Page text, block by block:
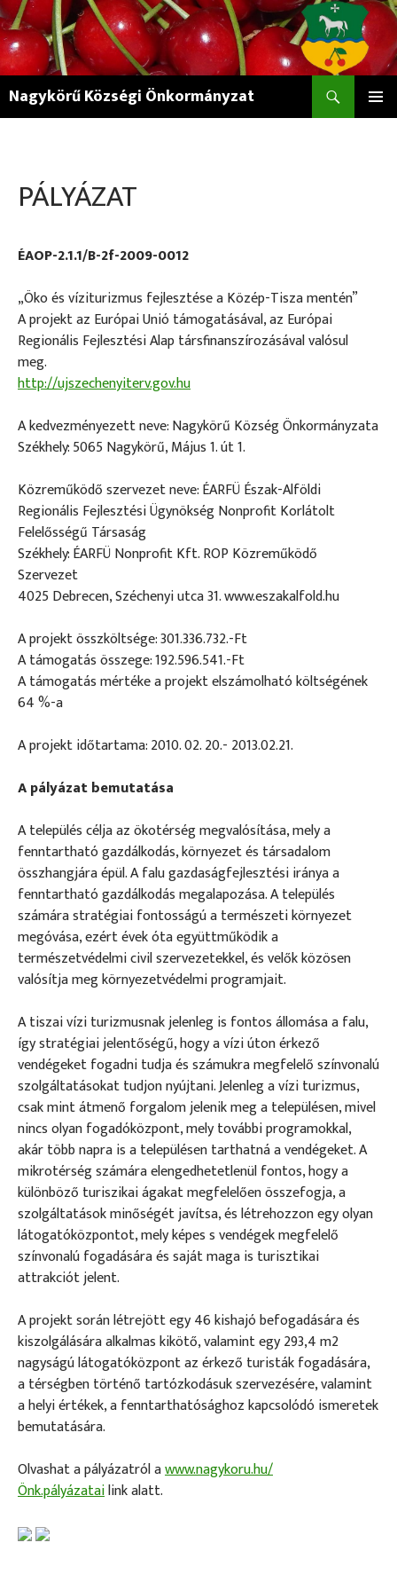
Nagykörű Községi Önkormányzat
PÁLYÁZAT
ÉAOP-2.1.1/B-2f-2009-0012
„Öko és víziturizmus fejlesztése a Közép-Tisza mentén”
A projekt az Európai Unió támogatásával, az Európai
Regionális Fejlesztési Alap társfinanszírozásával valósul
meg.
http://ujszechenyiterv.gov.hu
A kedvezményezett neve: Nagykörű Község Önkormányzata
Székhely: 5065 Nagykörű, Május 1. út 1.
Közreműködő szervezet neve: ÉARFÜ Észak-Alföldi
Regionális Fejlesztési Ügynökség Nonprofit Korlátolt
Felelősségű Társaság
Székhely: ÉARFÜ Nonprofit Kft. ROP Közreműködő
Szervezet
4025 Debrecen, Széchenyi utca 31. www.eszakalfold.hu
A projekt összköltsége: 301.336.732.-Ft
A támogatás összege: 192.596.541.-Ft
A támogatás mértéke a projekt elszámolható költségének
64 %-a
A projekt időtartama: 2010. 02. 20.- 2013.02.21.
A pályázat bemutatása
A település célja az ökotérség megvalósítása, mely a
fenntartható gazdálkodás, környezet és társadalom
összhangjára épül. A falu gazdaságfejlesztési iránya a
fenntartható gazdálkodás megalapozása. A település
számára stratégiai fontosságú a természeti környezet
megóvása, ezért évek óta együttműködik a
természetvédelmi civil szervezetekkel, és velők közösen
valósítja meg környezetvédelmi programjait.
A tiszai vízi turizmusnak jelenleg is fontos állomása a falu,
így stratégiai jelentőségű, hogy a vízi úton érkező
vendégeket fogadni tudja és számukra megfelelő színvonalú
szolgáltatásokat tudjon nyújtani. Jelenleg a vízi turizmus,
csak mint átmenő forgalom jelenik meg a településen, mivel
nincs olyan fogadóközpont, mely további programokkal,
akár több napra is a településen tarthatná a vendégeket. A
mikrotérség számára elengedhetetlenül fontos, hogy a
különböző turiszikai ágakat megfelelően összefogja, a
szolgáltatások minőségét javítsa, és létrehozzon egy olyan
látogatóközpontot, mely képes s vendégek megfelelő
színvonalú fogadására és saját maga is turisztikai
attrakciót jelent.
A projekt során létrejött egy 46 kishajó befogadására és
kiszolgálására alkalmas kikötő, valamint egy 293,4 m2
nagyságú látogatóközpont az érkező turisták fogadására,
a térségben történő tartózkodásuk szervezésére, valamint
a helyi értékek, a fenntarthatósághoz kapcsolódó ismeretek
bemutatására.
Olvashat a pályázatról awww.nagykoru.hu/
Önk.pályázatailink alatt.